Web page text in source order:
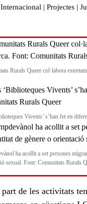
Internacional | Projectes |
Rurals Queer col·labora
Vivents’ s’han fet en
ha acollit a set persones
sexual. Font: Comunitats Rurals
part de les activitats